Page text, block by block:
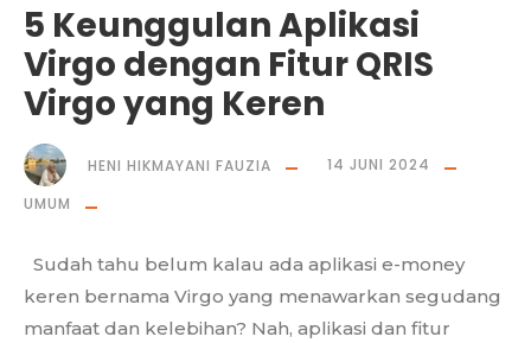
5 Keunggulan Aplikasi
Virgo dengan Fitur QRIS
Virgo yang Keren
HENI HIKMAYANI FAUZIA
14 JUNI 2024
UMUM
Sudah tahu belum kalau ada aplikasi e-money
keren bernama Virgo yang menawarkan segudang
manfaat dan kelebihan? Nah, aplikasi dan fitur